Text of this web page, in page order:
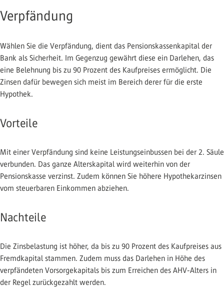
Verpfändung
Wählen Sie die Verpfändung, dient das Pensionskassenkapital der
Bank als Sicherheit. Im Gegenzug gewährt diese ein Darlehen, das
eine Belehnung bis zu 90 Prozent des Kaufpreises ermöglicht. Die
Zinsen dafür bewegen sich meist im Bereich derer für die erste
Hypothek.
Vorteile
Mit einer Verpfändung sind keine Leistungseinbussen bei der 2. Säule
verbunden. Das ganze Alterskapital wird weiterhin von der
Pensionskasse verzinst. Zudem können Sie höhere Hypothekarzinsen
vom steuerbaren Einkommen abziehen.
Nachteile
Die Zinsbelastung ist höher, da bis zu 90 Prozent des Kaufpreises aus
Fremdkapital stammen. Zudem muss das Darlehen in Höhe des
verpfändeten Vorsorgekapitals bis zum Erreichen des AHV-Alters in
der Regel zurückgezahlt werden.